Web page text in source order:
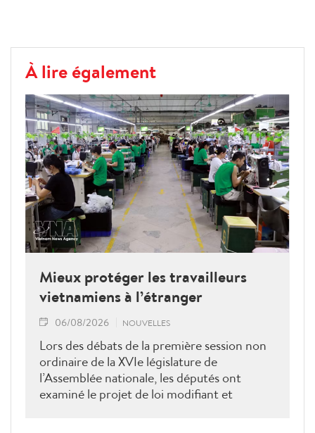
À lire également
Mieux protéger les travailleurs
vietnamiens à l’étranger
06/08/2026 NOUVELLES
Lors des débats de la première session non
ordinaire de la XVIe législature de
l’Assemblée nationale, les députés ont
examiné le projet de loi modifiant et